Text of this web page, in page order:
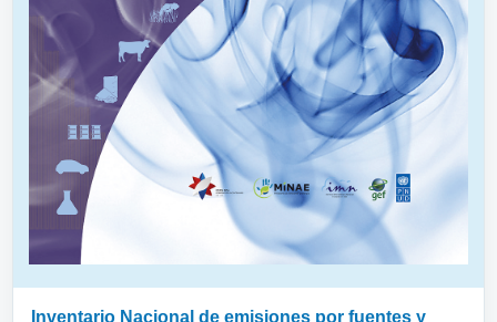
Inventario Nacional de emisiones por fuentes y